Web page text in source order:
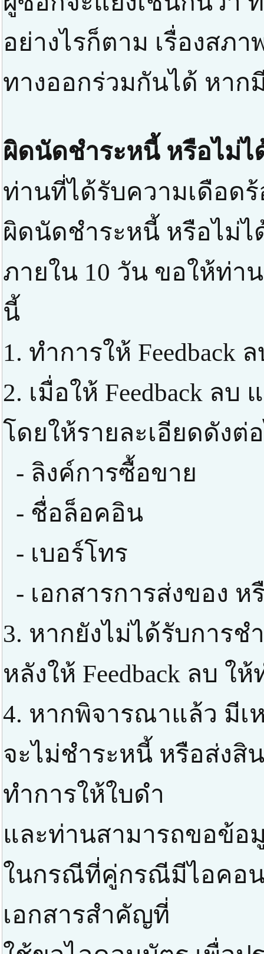
อย่างไรก็ตาม เรื่องสภ
ทางออกร่วมกันได้ หาก
ผิดนัดชำระหนี้ หรือไม่ไ
ท่านที่ได้รับความเดือด
ผิดนัดชำระหนี้ หรือไม่ไ
ภายใน 10 วัน ขอให้ท่
นี้
1. ทำการให้ Feedback
2. เมื่อให้ Feedback ล
โดยให้รายละเอียดดังต่
- ลิงค์การซื้อขาย
- ชื่อล็อคอิน
- เบอร์โทร
- เอกสารการส่งของ ห
3. หากยังไม่ได้รับการ
หลังให้ Feedback ลบ ใ
4. หากพิจารณาแล้ว มีเ
จะไม่ชำระหนี้ หรือส่งสิ
ทำการให้ใบดำ
และท่านสามารถขอข้อ
ในกรณีที่คู่กรณีมีไอคอน
เอกสารสำคัญที่